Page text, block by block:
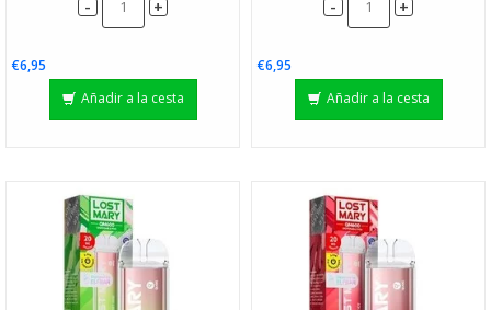
- +
€6,95
Añadir a la cesta
- +
€6,95
Añadir a la cesta